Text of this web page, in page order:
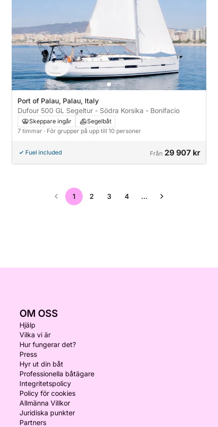
Port of Palau, Palau, Italy
Dufour 500 GL Segeltur - Södra Korsika - Bonifacio
Skeppare ingår
Segelbåt
7 timmar · För grupper på upp till 10 personer
Fuel included Från 29 907 kr
1 2 3 4 …
OM OSS
Hjälp
Vilka vi är
Hur fungerar det?
Press
Hyr ut din båt
Professionella båtägare
Integritetspolicy
Policy för cookies
Allmänna Villkor
Juridiska punkter
Partners